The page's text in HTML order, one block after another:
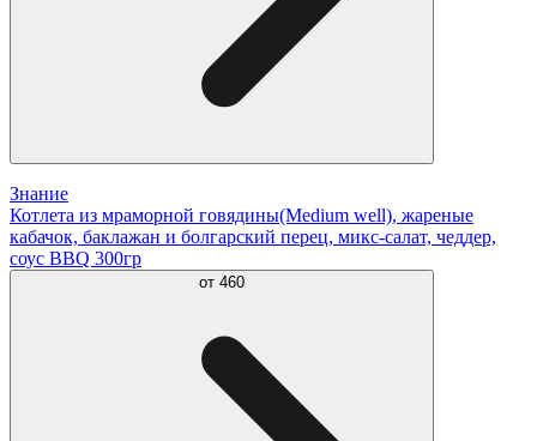
Знание
Котлета из мраморной говядины(Medium well), жареные
кабачок, баклажан и болгарский перец, микс-салат, чеддер,
соус BBQ 300гр
от 460